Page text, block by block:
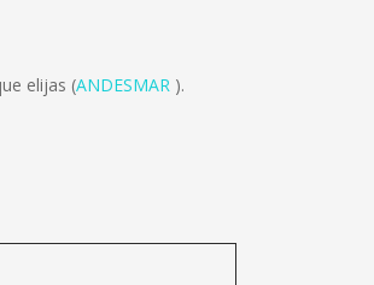
elijas (ANDESMAR ).